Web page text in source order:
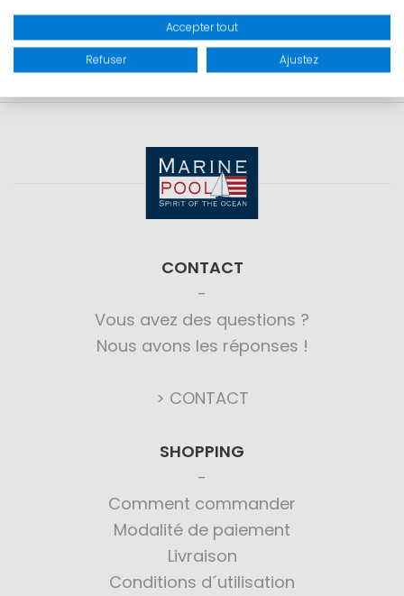
CONTACT
Vous avez des questions ?
Nous avons les réponses !
> CONTACT
SHOPPING
Comment commander
Modalité de paiement
Livraison
Conditions d´utilisation
Accepter tout
Refuser Ajustez